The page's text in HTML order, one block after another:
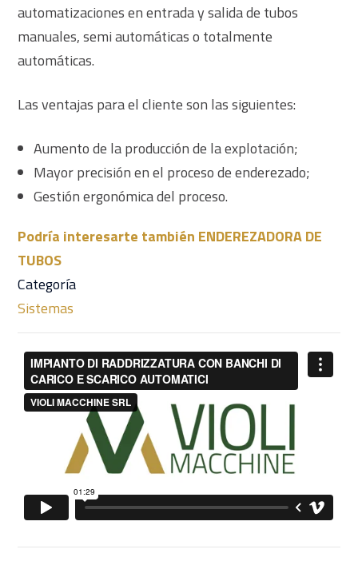
automatizaciones en entrada y salida de tubos
manuales, semi automáticas o totalmente
automáticas.
Las ventajas para el cliente son las siguientes:
Aumento de la producción de la explotación;
Mayor precisión en el proceso de enderezado;
Gestión ergonómica del proceso.
Podría interesarte también ENDEREZADORA DE
TUBOS
Categoría
Sistemas